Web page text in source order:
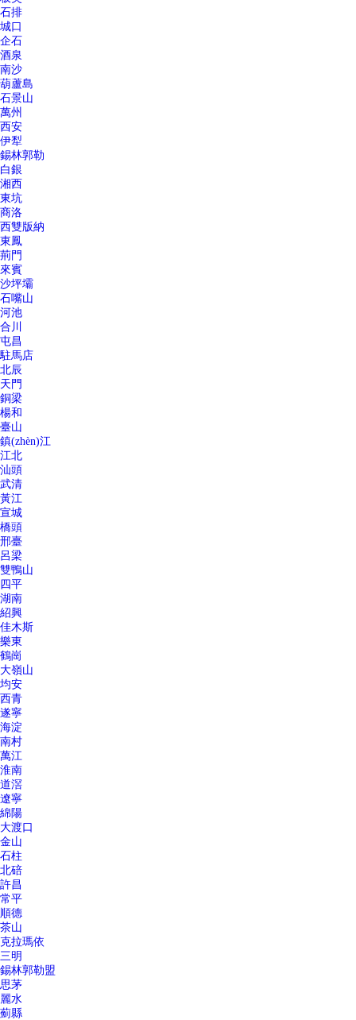
石排
城口
企石
酒泉
南沙
葫蘆島
石景山
萬州
西安
伊犁
錫林郭勒
白銀
湘西
東坑
商洛
西雙版納
東鳳
荊門
來賓
沙坪壩
石嘴山
河池
合川
屯昌
駐馬店
北辰
天門
銅梁
楊和
臺山
鎮(zhèn)江
江北
汕頭
武清
黃江
宣城
橋頭
邢臺
呂梁
雙鴨山
四平
湖南
紹興
佳木斯
樂東
鶴崗
大嶺山
均安
西青
遂寧
海淀
南村
萬江
淮南
道滘
遼寧
綿陽
大渡口
金山
石柱
北碚
許昌
常平
順德
茶山
克拉瑪依
三明
錫林郭勒盟
思茅
麗水
薊縣